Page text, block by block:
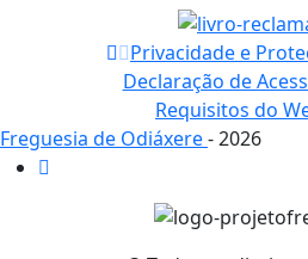
Privacidade e
Declaração de
Requisitos do
Freguesia de Odiáxere- 2026